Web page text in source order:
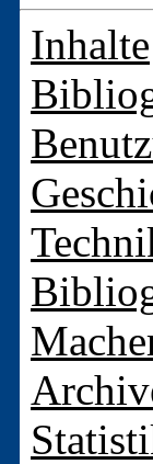
Inhalte